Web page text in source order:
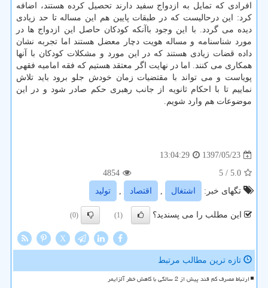
افرادی كه تمایل به ازدواج سفید دارند تحصیل كرده هستند، اضافه
كرد: این درحالیست كه در طبقات پایین هم این مساله تا حد زیادی
دیده می گردد. با این وجود باآنكه كودكان حاصل این ازدواج ها در
مورد شناسنامه و مساله هویت دچار معضل هستند اما تجربه نشان
داده قضات زیادی هستند كه در این مورد و مشكلات كودكان با آنها
همكاری می كنند. اما در نهایت اگر معتقد هستیم كه فقه امامیه فقهی
پویاست و می تواند با مقتضیات زمان خودش جلو برود باید تلاش
نماییم تا با احكام ثانویه از جانب رهبری حكم صادر شود و در این
موضوعات هم وارد شویم.
1397/05/23
13:04:29
5.0
/ 5
4854
تگهای خبر:
اشتغال , اقتصاد , تولید
این مطلب را می پسندید؟ (1)
(0)
X
تازه ترین مطالب مرتبط
ارتباط مصرف کم قند پیش از 2 سالگی با کاهش خطر آلزایمر